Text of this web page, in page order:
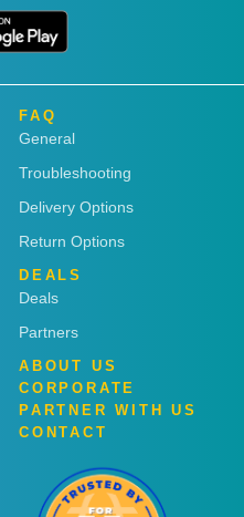
FAQ
General
Troubleshooting
Delivery Options
Return Options
DEALS
Deals
Partners
ABOUT US
CORPORATE
PARTNER WITH US
CONTACT